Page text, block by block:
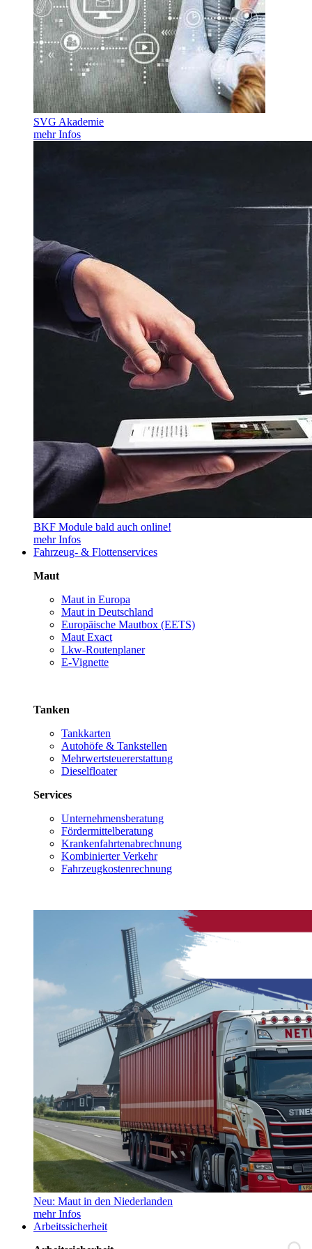
SVG Akademie
mehr Infos
BKF Module bald auch online!
mehr Infos
Fahrzeug- & Flottenservices
Maut
Maut in Europa
Maut in Deutschland
Europäische Mautbox (EETS)
Maut Exact
Lkw-Routenplaner
E-Vignette
Tanken
Tankkarten
Autohöfe & Tankstellen
Mehrwertsteuererstattung
Dieselfloater
Services
Unternehmensberatung
Fördermittelberatung
Krankenfahrtenabrechnung
Kombinierter Verkehr
Fahrzeugkostenrechnung
Neu: Maut in den Niederlanden
mehr Infos
Arbeitssicherheit